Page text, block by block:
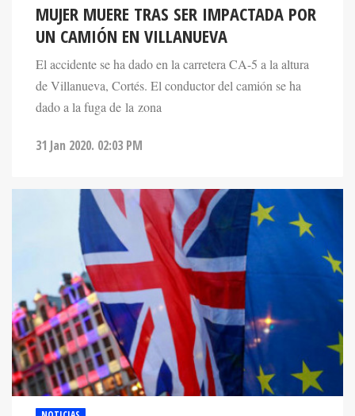
MUJER MUERE TRAS SER IMPACTADA POR
UN CAMIÓN EN VILLANUEVA
El accidente se ha dado en la carretera CA-5 a la altura
de Villanueva, Cortés. El conductor del camión se ha
dado a la fuga de la zona
31 Jan 2020. 02:03 PM